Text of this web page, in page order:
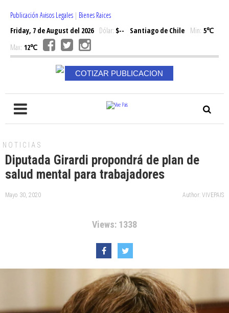
Publicación Avisos Legales | Bienes Raices
Friday, 7 de August del 2026Dólar: $-- Santiago de Chile Min: 5℃
Max: 12℃
COTIZAR PUBLICACION
NOTICIAS
Diputada Girardi propondrá de plan de
salud mental para trabajadores
Mayo 30, 2020 Author: VIVEPAIS
Views: 1338